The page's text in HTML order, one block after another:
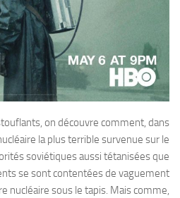
on découvre comment, dans
la plus terrible survenue sur le
soviétiques aussi tétanisées que
se sont contentées de vaguement
nucléaire sous le tapis. Mais comme,